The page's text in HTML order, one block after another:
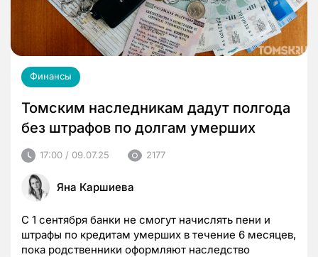
Финансы
Томским наследникам дадут полгода
без штрафов по долгам умерших
17:00 / 09.07.25 2177
Яна Каршиева
С 1 сентября банки не смогут начислять пени и
штрафы по кредитам умерших в течение 6 месяцев,
пока родственники оформляют наследство